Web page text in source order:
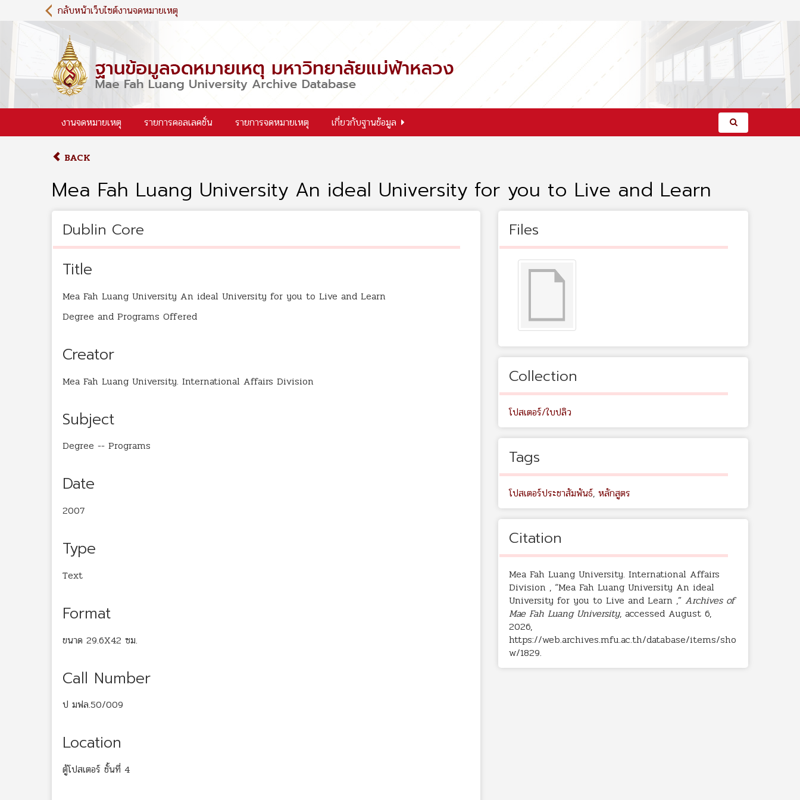
i
c
กลับหน้าเว็บไซต์งานจดหมายเหตุ
งานจดหมายเหตุ รายการคอลเลคชั่น รายการจดหมายเหตุ เกี่ยวกับฐานข้อมูล
BACK
Mea Fah Luang University An ideal University for you to Live and Learn
Dublin Core
Title
Mea Fah Luang University An ideal University for you to Live and Learn
Degree and Programs Offered
Creator
Mea Fah Luang University. International Affairs Division
Subject
Degree -- Programs
Date
2007
Type
Text
Format
ขนาด 29.6X42 ซม.
Call Number
ป มฟล.50/009
Location
ตู้โปสเตอร์ ชั้นที่ 4
Files
Collection
โปสเตอร์/ใบปลิว
Tags
โปสเตอร์ประชาสัมพันธ์, หลักสูตร
Citation
Mea Fah Luang University. International Affairs
Division , “Mea Fah Luang University An ideal
University for you to Live and Learn ,” Archives of
Mae Fah Luang University, accessed August 6,
2026,
https://web.archives.mfu.ac.th/database/items/sho
w/1829.